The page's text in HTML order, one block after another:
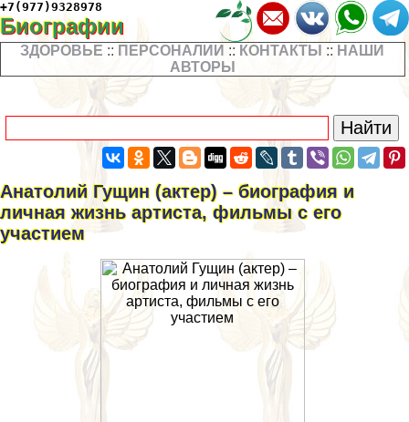
+7(977)9328978
Биографии
ЗДОРОВЬЕ :: ПЕРСОНАЛИИ :: КОНТАКТЫ :: НАШИ
АВТОРЫ
Анатолий Гущин (актер) – биография и
личная жизнь артиста, фильмы с его
участием